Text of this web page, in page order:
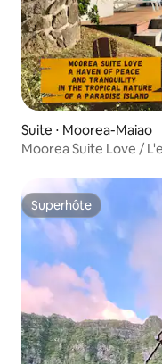
Suite ⋅ Moorea-Maiao
Moorea Suite Love /
Superhôte
Superhôte